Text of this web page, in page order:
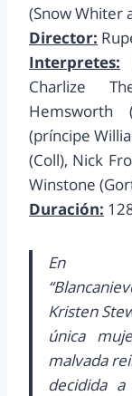
(Snow Whiter
Director:
Interpretes:
Charlize
Hemsworth
(príncipe
(Coll), Nick
Winstone
Duración:
En
Kristen
única
malvada
decidida